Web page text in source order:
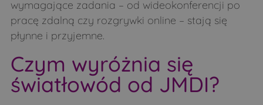
Łubin Kościelny
Łubin Rudołty
Łuczaje
Mierzwin Duży
Mierzwin Mały
Mierzynówka
Mieszuki
wymagające zadania – od wideokonferencji po
pracę zdalną czy rozgrywki online – stają się
płynne i przyjemne.
Czym wyróżnia się
światłowód od JMDI?